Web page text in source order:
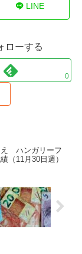
LINE
ローする
0
え ハンガリーフ
（11月30日週）